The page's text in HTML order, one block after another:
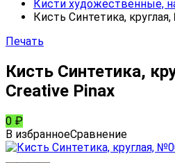
Кисти художественные,
Кисть Синтетика,
Печать
Кисть Синтетика,
Creative Pinax
0 ₽
В избранноеСравнение